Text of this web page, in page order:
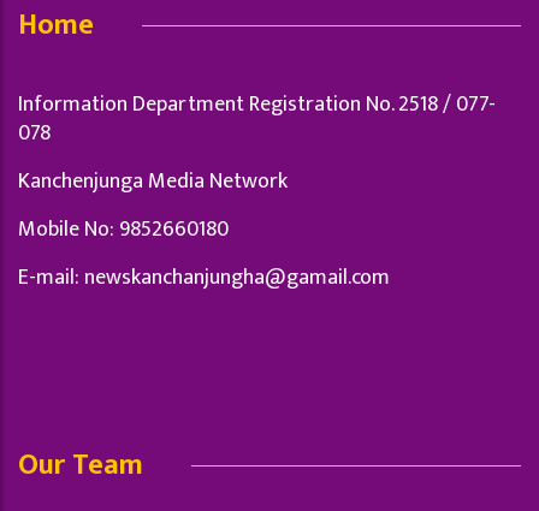
Home
Information Department Registration No. 2518 / 077-
078
Kanchenjunga Media Network
Mobile No: 9852660180
E-mail: newskanchanjungha@gamail.com
Our Team